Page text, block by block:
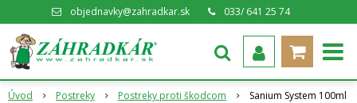
objednavky@zahradkar.sk 033/ 641 25 74
Úvod Postreky Postreky proti škodcom Sanium System 100ml